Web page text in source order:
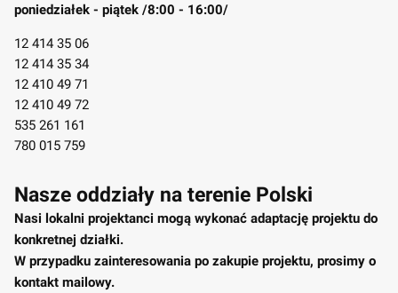
poniedziałek - piątek /8:00 - 16:00/
12 414 35 06
12 414 35 34
12 410 49 71
12 410 49 72
535 261 161
780 015 759
Nasze oddziały na terenie Polski
Nasi lokalni projektanci mogą wykonać adaptację projektu do
konkretnej działki.
W przypadku zainteresowania po zakupie projektu, prosimy o
kontakt mailowy.